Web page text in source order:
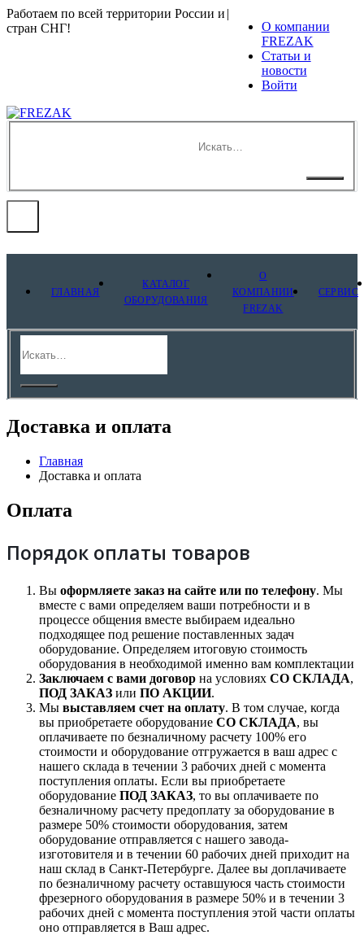
Работаем по всей территории России и
стран СНГ!
|
О компании
FREZAK
Статьи и
новости
Войти
ГЛАВНАЯ
КАТАЛОГ
ОБОРУДОВАНИЯ
О
КОМПАНИИ
FREZAK
СЕРВИС
Доставка и оплата
Главная
Доставка и оплата
Оплата
Порядок оплаты товаров
Вы оформляете заказ на сайте или по телефону. Мы
вместе с вами определяем ваши потребности и в
процессе общения вместе выбираем идеально
подходящее под решение поставленных задач
оборудование. Определяем итоговую стоимость
оборудования в необходимой именно вам комплектации
Заключаем с вами договор на условиях СО СКЛАДА,
ПОД ЗАКАЗ или ПО АКЦИИ.
Мы выставляем счет на оплату. В том случае, когда
вы приобретаете оборудование СО СКЛАДА, вы
оплачиваете по безналичному расчету 100% его
стоимости и оборудование отгружается в ваш адрес с
нашего склада в течении 3 рабочих дней с момента
поступления оплаты. Если вы приобретаете
оборудование ПОД ЗАКАЗ, то вы оплачиваете по
безналичному расчету предоплату за оборудование в
размере 50% стоимости оборудования, затем
оборудование отправляется с нашего завода-
изготовителя и в течении 60 рабочих дней приходит на
наш склад в Санкт-Петербурге. Далее вы доплачиваете
по безналичному расчету оставшуюся часть стоимости
фрезерного оборудования в размере 50% и в течении 3
рабочих дней с момента поступления этой части оплаты
оно отправляется в Ваш адрес.